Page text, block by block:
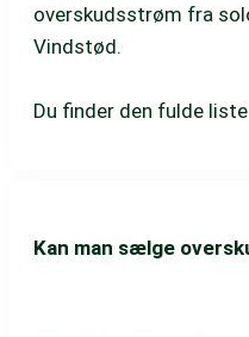
overskudsstrøm fra
Vindstød.
Du finder den fulde
Kan man sælge